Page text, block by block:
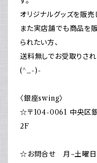
オリジナルグッズを販売
また実店舗でも商品を
られたい方、
送料無しでお受取りさ
(^_-)-
〈銀座swing〉
☆〒104-0061 中央区
2F
☆お問合せ 月~土曜日(